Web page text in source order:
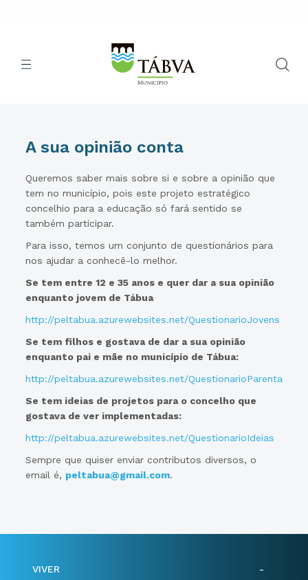
A sua opinião conta
Queremos saber mais sobre si e sobre a opinião que
tem no município, pois este projeto estratégico
concelhio para a educação só fará sentido se
também participar.
Para isso, temos um conjunto de questionários para
nos ajudar a conhecê-lo melhor.
Se tem entre 12 e 35 anos e quer dar a sua opinião
enquanto jovem de Tábua
http://peltabua.azurewebsites.net/QuestionarioJovens
Se tem filhos e gostava de dar a sua opinião
enquanto pai e mãe no município de Tábua:
http://peltabua.azurewebsites.net/
Se tem ideias de projetos para o concelho que
gostava de ver implementadas:
http://peltabua.azurewebsites.net/QuestionarioIdeias
Sempre que quiser enviar contributos diversos, o
email é, peltabua@gmail.com.
VIVER